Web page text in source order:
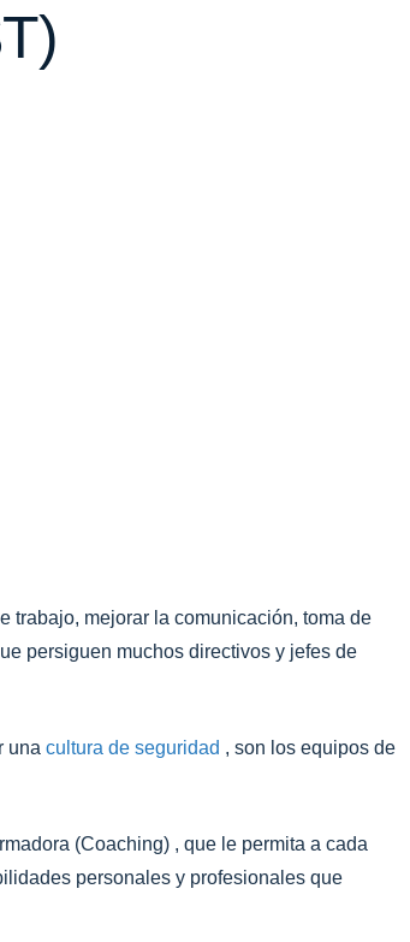
trabajo, mejorar la comunicación, toma de
persiguen muchos directivos y jefes de
una cultura de seguridad , son los equipos de
(Coaching) , que le permita a cada
personales y profesionales que